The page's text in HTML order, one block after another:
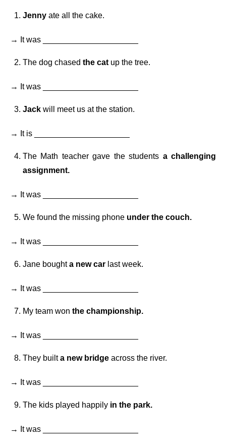
Jenny ate all the cake.
→ It was _____________________
The dog chased the cat up the tree.
→ It was _____________________
Jack will meet us at the station.
→ It is _____________________
The Math teacher gave the students a challenging
assignment.
→ It was _____________________
We found the missing phone under the couch.
→ It was _____________________
Jane boughta new car last week.
→ It was _____________________
My team won the championship.
→ It was _____________________
They builta new bridge across the river.
→ It was _____________________
The kids played happily in the park.
→ It was _____________________